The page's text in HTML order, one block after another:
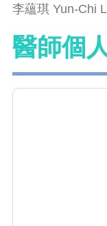
李蘊琪 Yun-Chi
醫師個